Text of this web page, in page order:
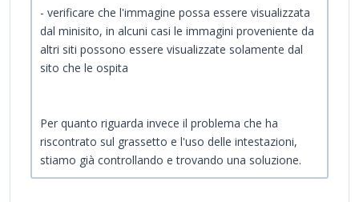
- verificare che l'immagine possa essere visualizzata
dal minisito, in alcuni casi le immagini proveniente da
altri siti possono essere visualizzate solamente dal
sito che le ospita
Per quanto riguarda invece il problema che ha
riscontrato sul grassetto e l'uso delle intestazioni,
stiamo già controllando e trovando una soluzione.